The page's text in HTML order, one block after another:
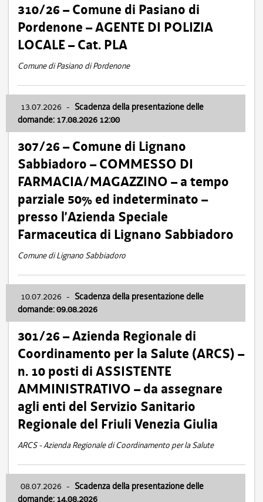
310/26 – Comune di Pasiano di
Pordenone – AGENTE DI POLIZIA
LOCALE – Cat. PLA
Comune di Pasiano di Pordenone
13.07.2026 - Scadenza della presentazione delle
domande: 17.08.2026 12:00
307/26 – Comune di Lignano
Sabbiadoro – COMMESSO DI
FARMACIA/MAGAZZINO – a tempo
parziale 50% ed indeterminato –
presso l’Azienda Speciale
Farmaceutica di Lignano Sabbiadoro
Comune di Lignano Sabbiadoro
10.07.2026 - Scadenza della presentazione delle
domande: 09.08.2026
301/26 – Azienda Regionale di
Coordinamento per la Salute (ARCS) –
n. 10 posti di ASSISTENTE
AMMINISTRATIVO – da assegnare
agli enti del Servizio Sanitario
Regionale del Friuli Venezia Giulia
ARCS - Azienda Regionale di Coordinamento per la Salute
08.07.2026 - Scadenza della presentazione delle
domande: 14.08.2026